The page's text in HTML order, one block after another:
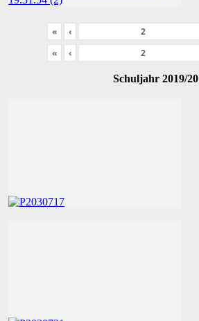
« ‹
«
‹
Schuljahr 2019/20